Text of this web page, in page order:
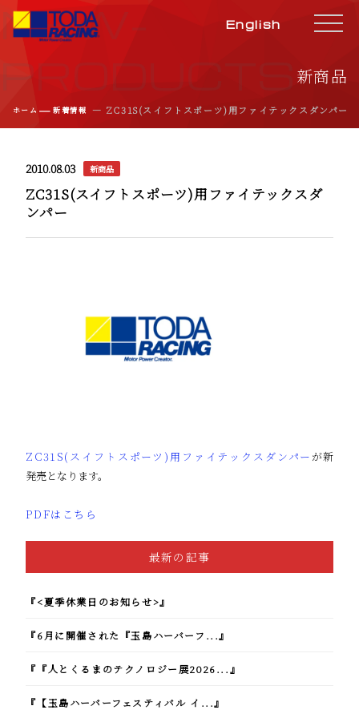
English
新商品
NEW-
PRODUCTS
ホーム ― 新着情報 ― ZC31S(スイフトスポーツ)用ファイテックスダンパー
2010.08.03 新商品
ZC31S(スイフトスポーツ)用ファイテックスダ
ンパー
ZC31S(スイフトスポーツ)用ファイテックスダンパー が新
発売となります。
PDFはこちら
最新の記事
『<夏季休業日のお知らせ>』
『6月に開催された『玉島ハーバーフ...』
『『人とくるまのテクノロジー展2026...』
『【玉島ハーバーフェスティバル イ...』